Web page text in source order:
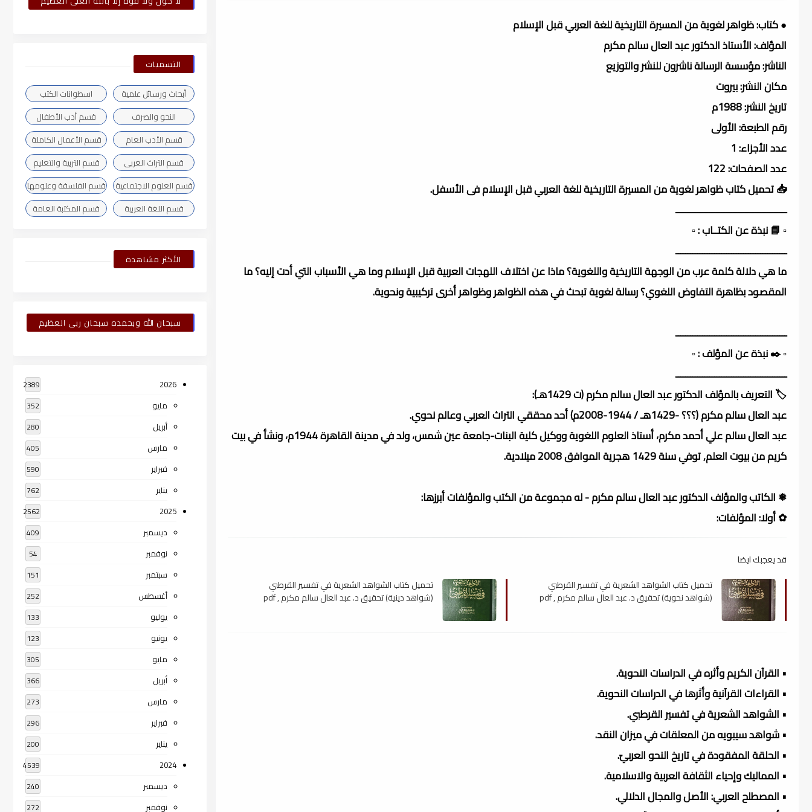
● كتاب: ظواهر لغوية من المسيرة التاريخية للغة العربي قبل الإسلام
المؤلف: الأستاذ الدكتور عبد العال سالم مكرم
الناشر: مؤسسة الرسالة ناشرون للنشر والتوزيع
مكان النشر: بيروت
تاريخ النشر: 1988م
رقم الطبعة: الأولى
عدد الأجزاء: 1
عدد الصفحات: 122
📥 تحميل كتاب ظواهر لغوية من المسيرة التاريخية للغة العربي قبل الإسلام فى الأسفل.
ــــــــــــــــــــــــــــــــــــــــــــــ
▫️ 📘 نبذة عن الكتــاب : ▫️
ــــــــــــــــــــــــــــــــــــــــــــــ
ما هي دلالة كلمة عرب من الوجهة التاريخية واللغوية؟ ماذا عن اختلاف اللهجات العربية قبل الإسلام وما هي الأسباب التي أدت إليه؟ ما
المقصود بظاهرة التفاوض اللغوي؟ رسالة لغوية تبحث في هذه الظواهر وظواهر أخرى تركيبية ونحوية.
ــــــــــــــــــــــــــــــــــــــــــــــ
▫️ ✒️ نبذة عن المؤلف : ▫️
ــــــــــــــــــــــــــــــــــــــــــــــ
🏷️ التعريف بالمؤلف الدكتور عبد العال سالم مكرم (ت 1429هـ):
عبد العال سالم مكرم (؟؟؟ -1429هـ / 1944-2008م) أحد محققي التراث العربي وعالم نحوي.
عبد العال سالم علي أحمد مكرم، أستاذ العلوم اللغوية ووكيل كلية البنات-جامعة عين شمس، ولد في مدينة القاهرة 1944م، ونشأ في بيت
كريم من بيوت العلم, توفي سنة 1429 هجرية الموافق 2008 ميلادية.
❅ الكاتب والمؤلف الدكتور عبد العال سالم مكرم - له مجموعة من الكتب والمؤلفات أبرزها:
✿ أولا: المؤلفات:
قد يعجبك ايضا
تحميل كتاب الشواهد الشعرية في تفسير القرطبي
(شواهد نحوية) تحقيق د. عبد العال سالم مكرم , pdf
تحميل كتاب الشواهد الشعرية في تفسير القرطبي
(شواهد دينية) تحقيق د. عبد العال سالم مكرم , pdf
• القرآن الكريم وأثره في الدراسات النحوية.
• القراءات القرآنية وأثرها في الدراسات النحوية.
• الشواهد الشعرية في تفسير القرطبي.
• شواهد سيبويه من المعلقات في ميزان النقد.
• الحلقة المفقودة في تاريخ النحو العربيّ.
• المماليك وإحياء الثقافة العربية والاسلامية.
• المصطلح العربي: الأصل والمجال الدلالي.
التسميات
أبحاث ورسائل علمية
اسطوانات الكتب
النحو والصرف
قسم أدب الأطفال
قسم الأدب العام
قسم الأعمال الكاملة
قسم التراث العربى
قسم التربية والتعليم
قسم العلوم الاجتماعية
قسم الفلسفة وعلومها
قسم اللغة العربية
قسم المكتبة العامة
الأكثر مشاهدة
سبحان الله وبحمده سبحان ربى العظيم
2026
2389
مايو 352
أبريل 280
مارس 405
فبراير 590
يناير 762
2025
2562
ديسمبر 409
نوفمبر 54
سبتمبر 151
أغسطس 252
يوليو 133
يونيو 123
مايو 305
أبريل 366
مارس 273
فبراير 296
يناير 200
2024
4539
ديسمبر 240
نوفمبر 272